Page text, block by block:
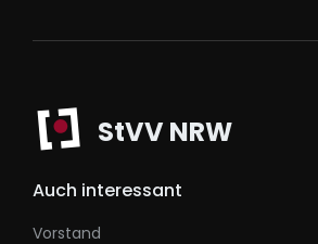
StVV NRW
Auch interessant
Vorstand